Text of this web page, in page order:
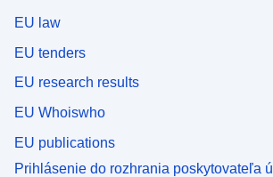
EU law
EU tenders
EU research results
EU Whoiswho
EU publications
Prihlásenie do rozhrania poskytovateľa